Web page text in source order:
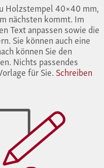
Holzstempel 40×40 mm,
nächsten kommt. Im
Text anpassen sowie die
Sie können auch eine
können Sie den
Nichts passendes
für Sie. Schreiben